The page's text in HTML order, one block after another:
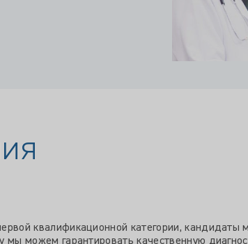
квалификационной категории, кандидаты
можем гарантировать качественную